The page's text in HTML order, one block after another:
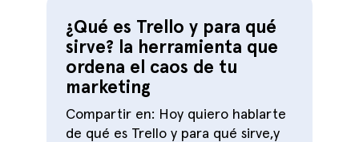
¿Qué es Trello y para qué
sirve? la herramienta que
ordena el caos de tu
marketing
Compartir en: Hoy quiero hablarte
de qué es Trello y para qué sirve,y